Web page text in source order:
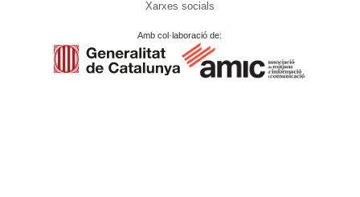
Xarxes socials
Amb col·laboració de: